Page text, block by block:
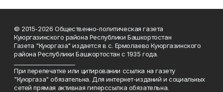
© 2015-2026 Общественно-политическая газета
Куюргазинского района Республики Башкортостан
Газета "Куюргаза" издается в с. Ермолаево Куюргазинского
района Республики Башкортостан с 1935 года.
При перепечатке или цитировании ссылка на газету
"Куюргаза" обязательна. Для интернет-изданий и социальных
сетей прямая активная гиперссылка обязательна.